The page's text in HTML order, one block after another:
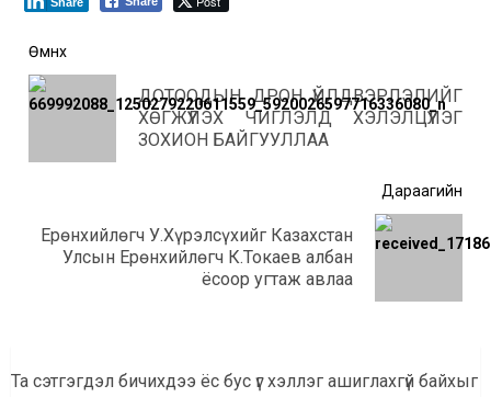
Post
navigation
Өмнөх
ДОТООДЫН ДРОН ҮЙЛДВЭРЛЭЛИЙГ
ХӨГЖҮҮЛЭХ ЧИГЛЭЛД ХЭЛЭЛЦҮҮЛЭГ
ЗОХИОН БАЙГУУЛЛАА
Дараагийн
Дараагийн
Ерөнхийлөгч У.Хүрэлсүхийг Казахстан
Улсын Ерөнхийлөгч К.Токаев албан
ёсоор угтаж авлаа
Та сэтгэгдэл бичихдээ ёс бус үг хэллэг ашиглахгүй байхыг